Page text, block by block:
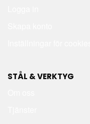
STÅL & VERKTYG